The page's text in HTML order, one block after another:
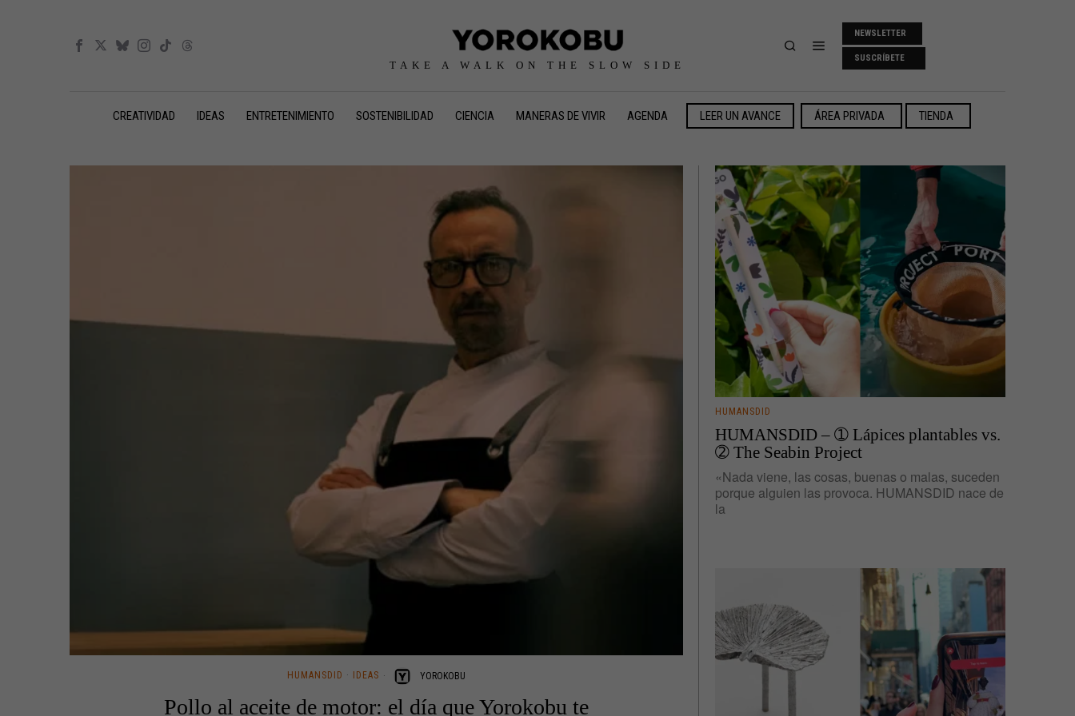
TAKE A WALK ON THE SLOW SIDE
NEWSLETTER
SUSCRÍBETE
CREATIVIDAD IDEAS ENTRETENIMIENTO SOSTENIBILIDAD CIENCIA MANERAS DE VIVIR AGENDA LEER UN AVANCE ÁREA PRIVADA TIENDA
HUMANSDID · IDEAS YOROKOBU
Pollo al aceite de motor: el día que Yorokobu te
HUMANSDID
HUMANSDID – ➀ Lápices plantables vs.
➁ The Seabin Project
«Nada viene, las cosas, buenas o malas, suceden
porque alguien las provoca. HUMANSDID nace de
la